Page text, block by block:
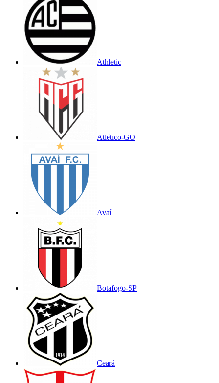
Athletic
Atlético-GO
Avaí
Botafogo-SP
Ceará